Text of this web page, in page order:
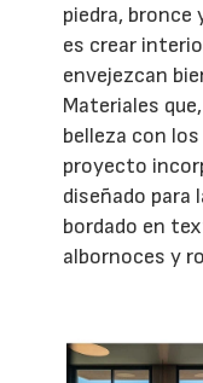
piedra, bronce
es crear
envejezcan
Materiales
belleza con
proyecto
diseñado para
bordado en
albornoces y